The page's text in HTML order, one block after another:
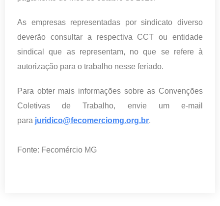
As empresas representadas por sindicato diverso
deverão consultar a respectiva CCT ou entidade
sindical que as representam, no que se refere à
autorização para o trabalho nesse feriado.
Para obter mais informações sobre as Convenções
Coletivas de Trabalho, envie um e-mail
para juridico@fecomerciomg.org.br.
Fonte: Fecomércio MG